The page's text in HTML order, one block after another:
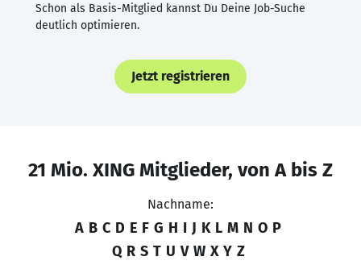
Schon als Basis-Mitglied kannst Du Deine Job-Suche
deutlich optimieren.
Jetzt registrieren
21 Mio. XING Mitglieder, von A bis Z
Nachname:
A B C D E F G H I J K L M N O P
Q R S T U V W X Y Z